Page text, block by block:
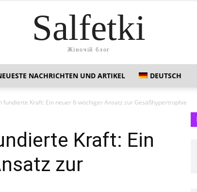
Salfetki
Жіночій блог
NACHRICHTEN UND ARTIKEL DEUTSCH
fundierte Kraft: Ein neuer 6-wöchiger Ansatz zur Gesäßhypertrophie
Kraft: Ein
zur